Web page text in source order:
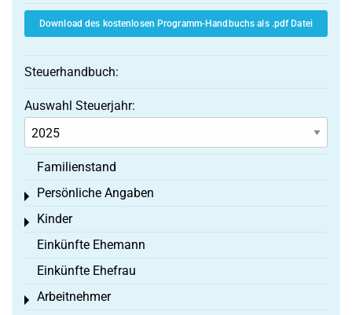
Download des kostenlosen Programm-Handbuchs als .pdf Datei
Steuerhandbuch:
Auswahl Steuerjahr:
Familienstand
Persönliche Angaben
Toggle menu
Kinder
Toggle menu
Einkünfte Ehemann
Einkünfte Ehefrau
Arbeitnehmer
Toggle menu